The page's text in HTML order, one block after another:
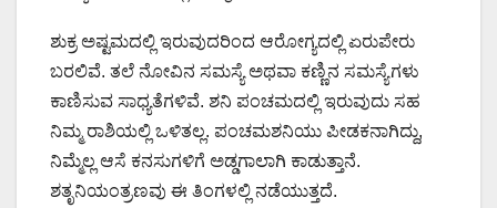
ಶುಕ್ರ ಅಷ್ಟಮದಲ್ಲಿ ಇರುವುದರಿಂದ ಆರೋಗ್ಯದಲ್ಲಿ ಏರುಪೇರು
ಬರಲಿವೆ. ತಲೆ ನೋವಿನ ಸಮಸ್ಯೆ ಅಥವಾ ಕಣ್ಣಿನ ಸಮಸ್ಯೆಗಳು
ಕಾಣಿಸುವ ಸಾಧ್ಯತೆಗಳಿವೆ. ಶನಿ ಪಂಚಮದಲ್ಲಿ ಇರುವುದು ಸಹ
ನಿಮ್ಮ ರಾಶಿಯಲ್ಲಿ ಒಳಿತಲ್ಲ. ಪಂಚಮಶನಿಯು ಪೀಡಕನಾಗಿದ್ದು,
ನಿಮ್ಮೆಲ್ಲ ಆಸೆ ಕನಸುಗಳಿಗೆ ಅಡ್ಡಗಾಲಾಗಿ ಕಾಡುತ್ತಾನೆ.
ಶತೃನಿಯಂತ್ರಣವು ಈ ತಿಂಗಳಲ್ಲಿ ನಡೆಯುತ್ತದೆ.